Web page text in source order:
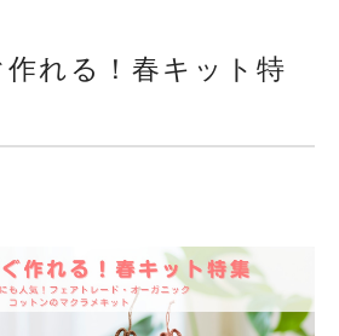
れる！春キット特